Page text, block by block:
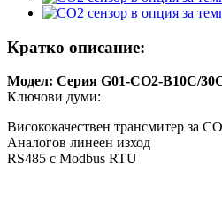
Кратко описание:
Модел: Серия G01-CO2-B10C/
Ключови думи:
Висококачествен трансмитер за
Аналогов линеен изход
RS485 с Modbus RTU